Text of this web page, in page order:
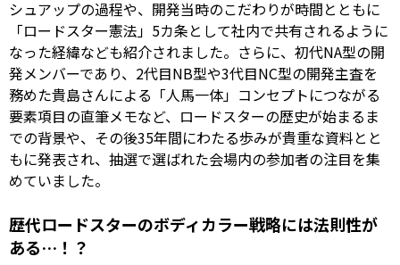
シュアップの過程や、開発当時のこだわりが時間とともに
「ロードスター憲法」5カ条として社内で共有されるように
なった経緯なども紹介されました。さらに、初代NA型の開
発メンバーであり、2代目NB型や3代目NC型の開発主査を
務めた貴島さんによる「人馬一体」コンセプトにつながる
要素項目の直筆メモなど、ロードスターの歴史が始まるま
での背景や、その後35年間にわたる歩みが貴重な資料とと
もに発表され、抽選で選ばれた会場内の参加者の注目を集
めていました。
歴代ロードスターのボディカラー戦略には法則性が
ある…！？